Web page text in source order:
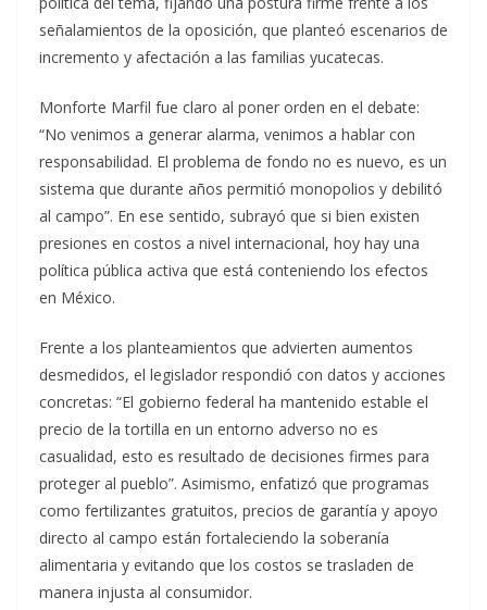
señalamientos de la oposición, que planteó escenarios de
incremento y afectación a las familias yucatecas.
Monforte Marfil fue claro al poner orden en el debate:
“No venimos a generar alarma, venimos a hablar con
responsabilidad. El problema de fondo no es nuevo, es un
sistema que durante años permitió monopolios y debilitó
al campo”. En ese sentido, subrayó que si bien existen
presiones en costos a nivel internacional, hoy hay una
política pública activa que está conteniendo los efectos
en México.
Frente a los planteamientos que advierten aumentos
desmedidos, el legislador respondió con datos y acciones
concretas: “El gobierno federal ha mantenido estable el
precio de la tortilla en un entorno adverso no es
casualidad, esto es resultado de decisiones firmes para
proteger al pueblo”. Asimismo, enfatizó que programas
como fertilizantes gratuitos, precios de garantía y apoyo
directo al campo están fortaleciendo la soberanía
alimentaria y evitando que los costos se trasladen de
manera injusta al consumidor.